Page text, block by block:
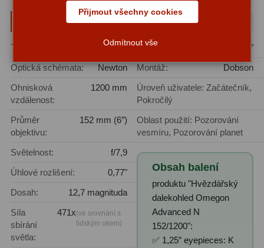
Zrcátka a hranoly2
Hledáčky32
Seřízení21
Svítilny
Kufry a tašky
Čištění28
Ostatní
Montáže
Parametry a specifikace
Typ dalekohledu:
Reflektor
Optická schémata:
Newton
Ohnisková
vzdálenost:
1200 mm
Průměr
objektivu:
152 mm (6″)
Světelnost:
f/7,9
Úhlové rozlišení:
0,77"
Dosah:
12,7 magnituda
Síla
sbírání
světla:
471x(ve srovnání s
lidským okem)
Upínací průměr okuláru:
2″
Montáž:
Dobson
Úroveň uživatele: Začátečník,
Pokročilý
Oblast použití: Pozorování
vesmíru, Pozorování planet
Obsah balení
produktu "Hvězdářský
dalekohled Omegon
Advanced N
152/1200":
✅ 1,25″ eyepieces: K
Přijmout všechny cookies
Odmítnout vše